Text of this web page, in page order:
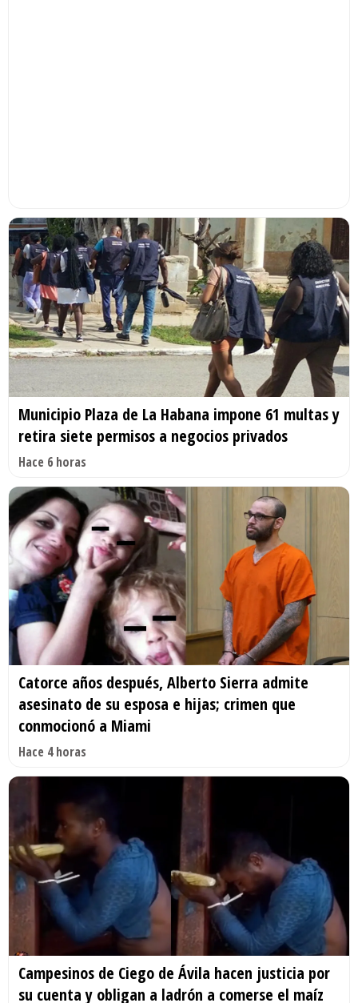
Municipio Plaza de La Habana impone 61 multas y
retira siete permisos a negocios privados
Hace 6 horas
Catorce años después, Alberto Sierra admite
asesinato de su esposa e hijas; crimen que
conmocionó a Miami
Hace 4 horas
Campesinos de Ciego de Ávila hacen justicia por
su cuenta y obligan a ladrón a comerse el maíz